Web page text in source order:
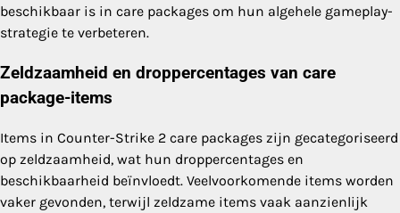
beschikbaar is in care packages om hun algehele gameplay-
strategie te verbeteren.
Zeldzaamheid en droppercentages van care
package-items
Items in Counter-Strike 2 care packages zijn gecategoriseerd
op zeldzaamheid, wat hun droppercentages en
beschikbaarheid beïnvloedt. Veelvoorkomende items worden
vaker gevonden, terwijl zeldzame items vaak aanzienlijk